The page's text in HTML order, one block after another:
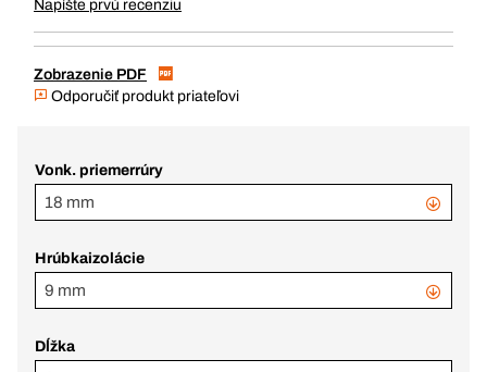
Napíšte prvú recenziu
Zobrazenie PDF
Odporučiť produkt priateľovi
Vonk. priemerrúry
18 mm
Hrúbkaizolácie
9 mm
Dĺžka